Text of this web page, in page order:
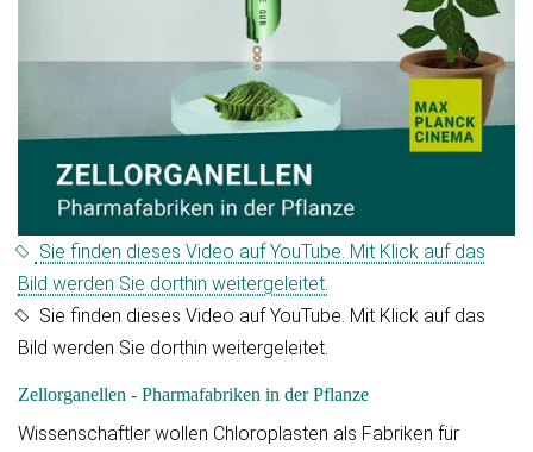
Sie finden dieses Video auf YouTube. Mit Klick auf das
Bild werden Sie dorthin weitergeleitet.
Sie finden dieses Video auf YouTube. Mit Klick auf das
Bild werden Sie dorthin weitergeleitet.
Zellorganellen - Pharmafabriken in der Pflanze
Wissenschaftler wollen Chloroplasten als Fabriken für